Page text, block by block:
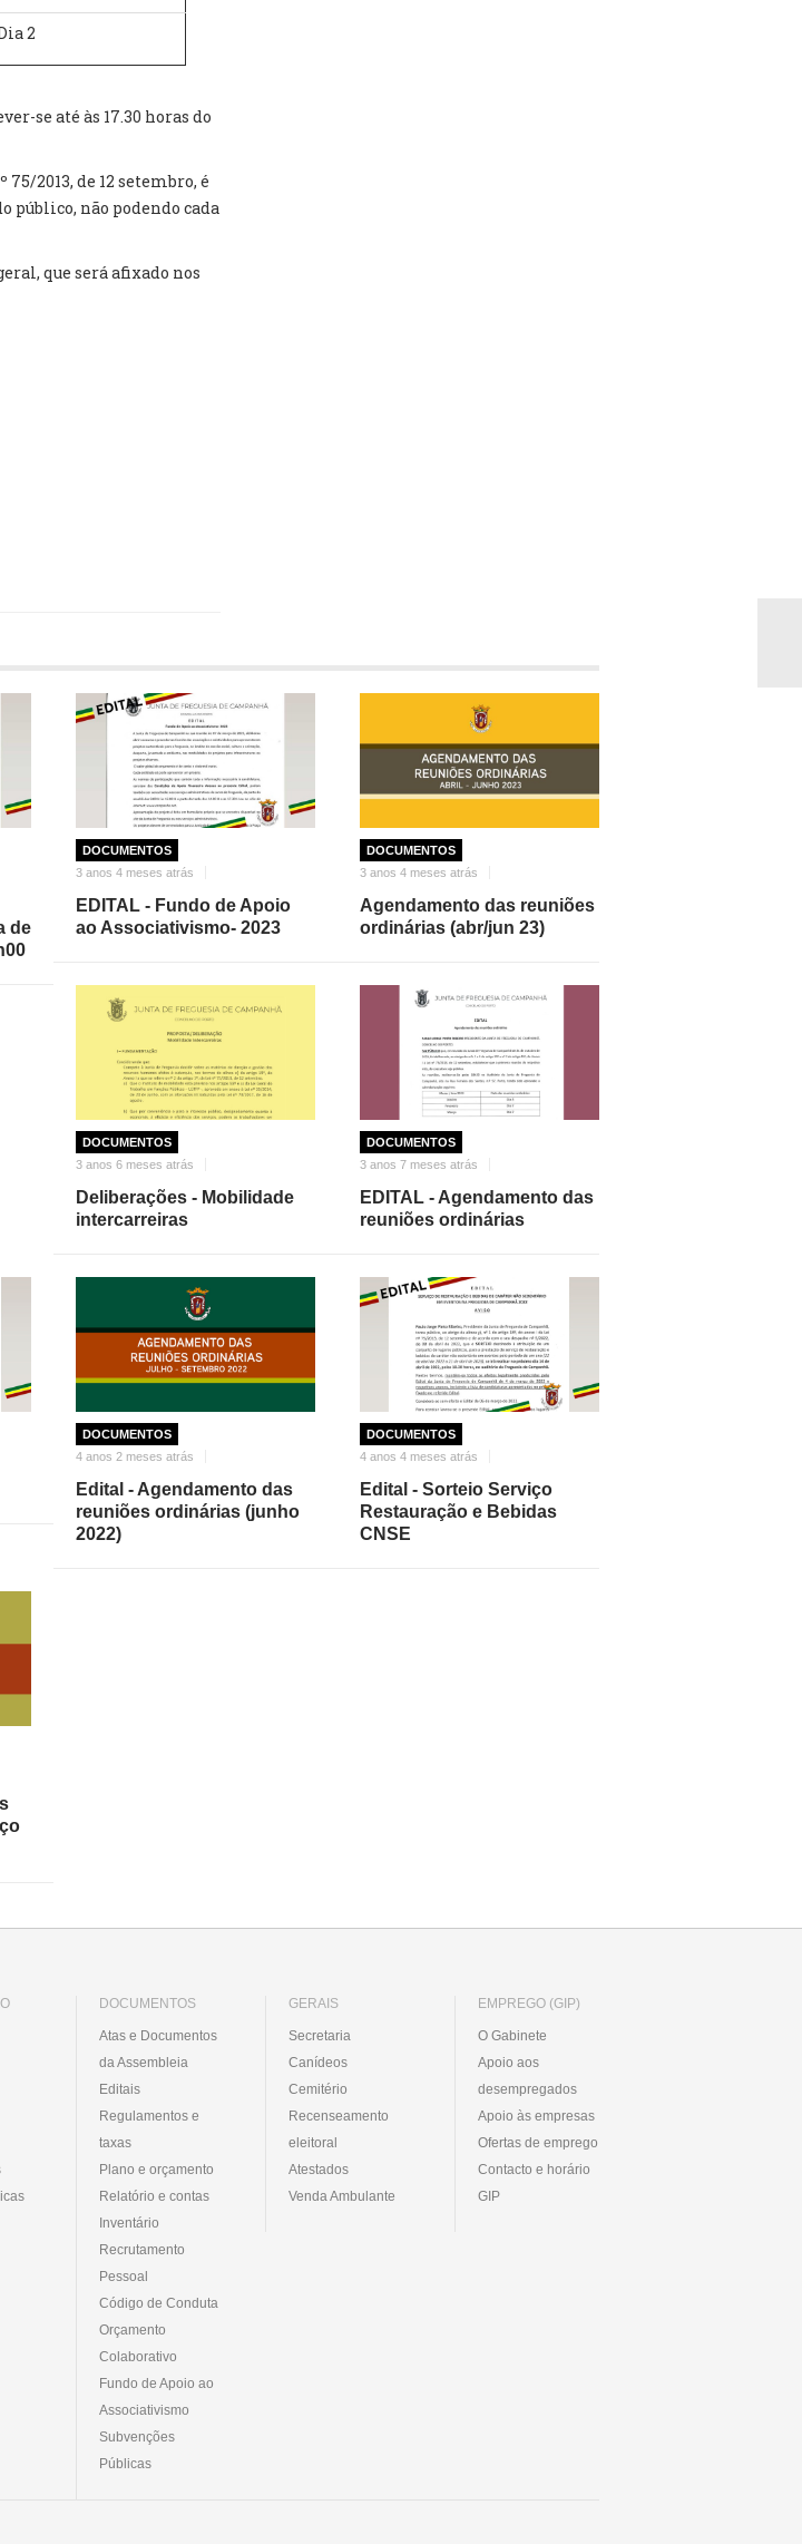
2
se até às 17.30 horas do
75/2013, de 12 setembro, é
público, não podendo cada
que será afixado nos
de
DOCUMENTOS
3 anos 4 meses atrás
EDITAL - Fundo de Apoio
ao Associativismo- 2023
DOCUMENTOS
3 anos 4 meses atrás
Agendamento das reuniões
ordinárias (abr/jun 23)
DOCUMENTOS
3 anos 6 meses atrás
Deliberações - Mobilidade
intercarreiras
DOCUMENTOS
3 anos 7 meses atrás
EDITAL - Agendamento das
reuniões ordinárias
DOCUMENTOS
4 anos 2 meses atrás
Edital - Agendamento das
reuniões ordinárias (junho
2022)
DOCUMENTOS
4 anos 4 meses atrás
Edital - Sorteio Serviço
Restauração e Bebidas
CNSE
DOCUMENTOS
Atas e Documentos
da Assembleia
Editais
Regulamentos e
taxas
Plano e orçamento
Relatório e contas
Inventário
Recrutamento
Pessoal
Código de Conduta
Orçamento
Colaborativo
Fundo de Apoio ao
Associativismo
Subvenções
Públicas
GERAIS
Secretaria
Canídeos
Cemitério
Recenseamento
eleitoral
Atestados
Venda Ambulante
EMPREGO (GIP)
O Gabinete
Apoio aos
desempregados
Apoio às empresas
Ofertas de emprego
Contacto e horário
GIP